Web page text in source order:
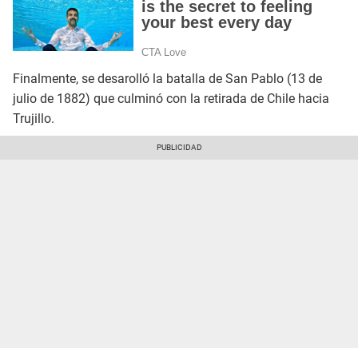
Finalmente, se desarolló la batalla de San Pablo (13 de
julio de 1882) que culminó con la retirada de Chile hacia
Trujillo.